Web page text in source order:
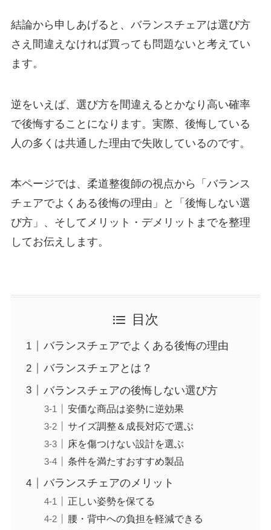
結論から申しあげると、バランスチェアは選び方
さえ間違えなければ買っても問題ないと考えてい
ます。
逆をいえば、選び方を間違えるとかなり高い確率
で後悔することになります。実際、後悔している
人の多くは共通した理由で失敗しているのです。
本ページでは、柔道整復師の視点から「バランス
チェアでよくある後悔の理由」と「後悔しない選
び方」、そしてメリット・デメリットまでを整理
してお伝えします。
目次
バランスチェアでよくある後悔の理由
バランスチェアとは？
バランスチェアの後悔しない選び方
安価な商品は姿勢に逆効果
サイズ調整＆成長対応で選ぶ
床を傷つけない設計を選ぶ
条件を満たすおすすめ製品
バランスチェアのメリット
正しい姿勢を保てる
腰・背中への負担を軽減できる